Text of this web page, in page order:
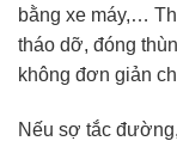
bằng xe máy,…
tháo dỡ, đóng
không đơn giản
Nếu sợ tắc